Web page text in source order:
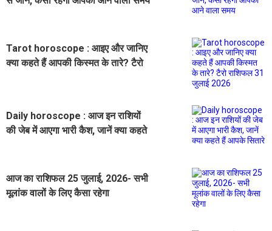
Tarot horoscope : आइए और जानिए
क्या कहते हैं आपकी किस्मत के तारे? टैरो
Daily horoscope : आज इन राशियों
की जेब में आएगा भारी कैश, जानें क्या कहते
आज का राशिफल 25 जुलाई, 2026- सभी
मूलांक वालों के लिए कैसा रहेगा